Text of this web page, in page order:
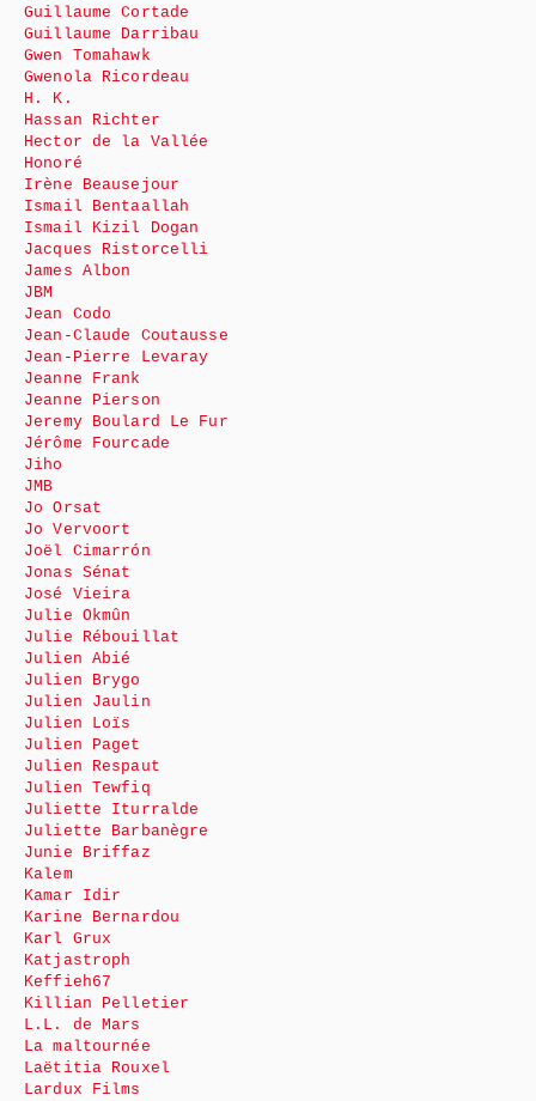
Guillaume Cortade
Guillaume Darribau
Gwen Tomahawk
Gwenola Ricordeau
H. K.
Hassan Richter
Hector de la Vallée
Honoré
Irène Beausejour
Ismail Bentaallah
Ismail Kizil Dogan
Jacques Ristorcelli
James Albon
JBM
Jean Codo
Jean-Claude Coutausse
Jean-Pierre Levaray
Jeanne Frank
Jeanne Pierson
Jeremy Boulard Le Fur
Jérôme Fourcade
Jiho
JMB
Jo Orsat
Jo Vervoort
Joël Cimarrón
Jonas Sénat
José Vieira
Julie Okmûn
Julie Rébouillat
Julien Abié
Julien Brygo
Julien Jaulin
Julien Loïs
Julien Paget
Julien Respaut
Julien Tewfiq
Juliette Iturralde
Juliette Barbanègre
Junie Briffaz
Kalem
Kamar Idir
Karine Bernardou
Karl Grux
Katjastroph
Keffieh67
Killian Pelletier
L.L. de Mars
La maltournée
Laëtitia Rouxel
Lardux Films